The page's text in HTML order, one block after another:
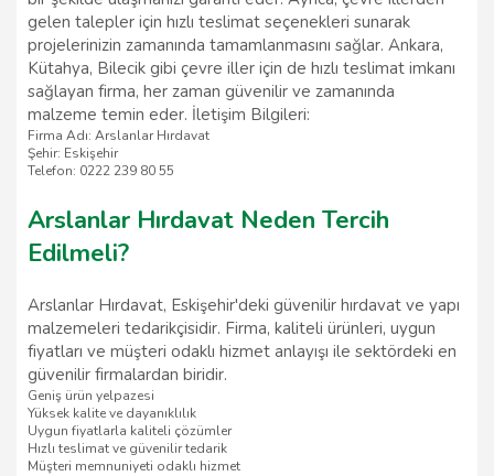
gelen talepler için hızlı teslimat seçenekleri sunarak
projelerinizin zamanında tamamlanmasını sağlar. Ankara,
Kütahya, Bilecik gibi çevre iller için de hızlı teslimat imkanı
sağlayan firma, her zaman güvenilir ve zamanında
malzeme temin eder. İletişim Bilgileri:
Firma Adı: Arslanlar Hırdavat
Şehir: Eskişehir
Telefon: 0222 239 80 55
Arslanlar Hırdavat Neden Tercih
Edilmeli?
Arslanlar Hırdavat, Eskişehir'deki güvenilir hırdavat ve yapı
malzemeleri tedarikçisidir. Firma, kaliteli ürünleri, uygun
fiyatları ve müşteri odaklı hizmet anlayışı ile sektördeki en
güvenilir firmalardan biridir.
Geniş ürün yelpazesi
Yüksek kalite ve dayanıklılık
Uygun fiyatlarla kaliteli çözümler
Hızlı teslimat ve güvenilir tedarik
Müşteri memnuniyeti odaklı hizmet